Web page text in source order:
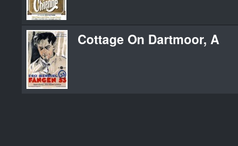
Cottage On Dartmoor, A